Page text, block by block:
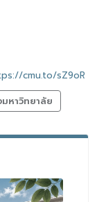
cmu.to/sZ9oR
หาวิทยาลัย